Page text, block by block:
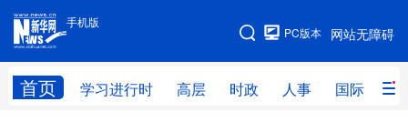
手机版
网站无障碍
PC版本
首页 学习进行时 高层 时政 人事 国际 财
手机版
网站地图